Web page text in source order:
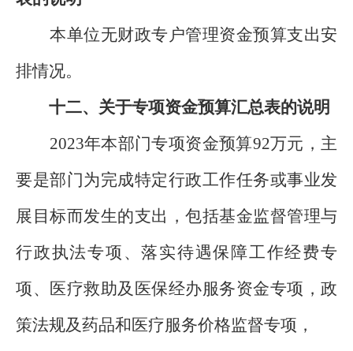
本单位无财政专户管理资金预算支出安
排情况。
十二、关于专项资金预算汇总表的说明
2023年本部门专项资金预算92万元，主
要是部门为完成特定行政工作任务或事业发
展目标而发生的支出，包括基金监督管理与
行政执法专项、落实待遇保障工作经费专
项、医疗救助及医保经办服务资金专项，政
策法规及药品和医疗服务价格监督专项，